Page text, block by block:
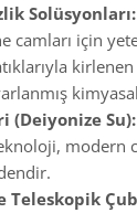
Solüsyonları:
camları için
(Deiyonize Su):
modern
Teleskopik